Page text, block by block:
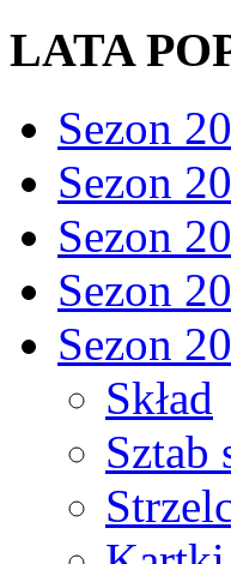
LATA
Sezon
Sezon
Sezon
Sezon
Sezon
Skład
Sztab